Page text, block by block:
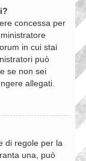
concessa per
in cui stai
può
se non sei
allegati.
di regole per la
una, può